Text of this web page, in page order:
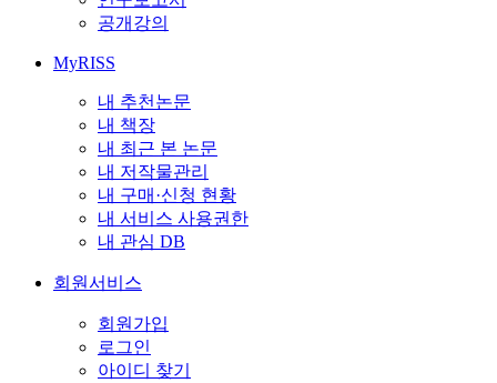
공개강의
MyRISS
내 추천논문
내 책장
내 최근 본 논문
내 저작물관리
내 구매·신청 현황
내 서비스 사용권한
내 관심 DB
회원서비스
회원가입
로그인
아이디 찾기